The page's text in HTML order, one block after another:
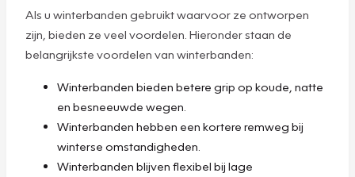
Als u winterbanden gebruikt waarvoor ze ontworpen
zijn, bieden ze veel voordelen. Hieronder staan de
belangrijkste voordelen van winterbanden:
Winterbanden bieden betere grip op koude, natte
en besneeuwde wegen.
Winterbanden hebben een kortere remweg bij
winterse omstandigheden.
Winterbanden blijven flexibel bij lage